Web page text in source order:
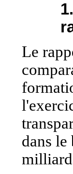
Le
dans le